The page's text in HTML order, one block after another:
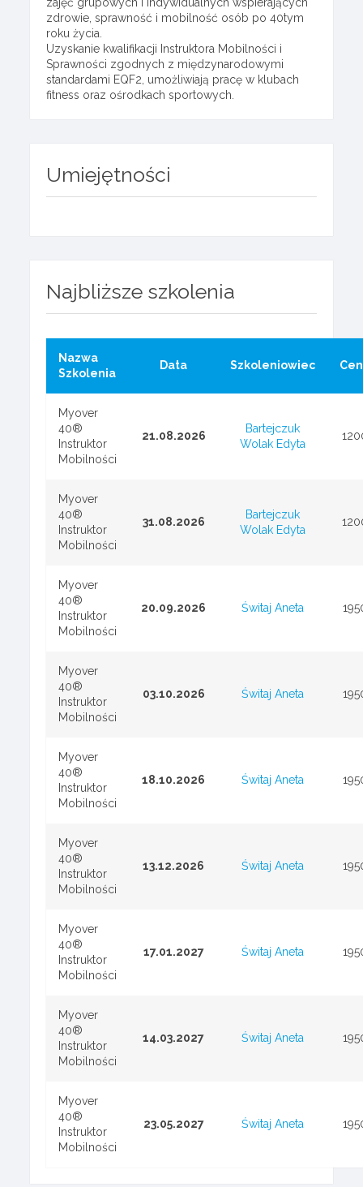
zdrowie, sprawność i mobilność osób po 40tym
roku życia.
Uzyskanie kwalifikacji Instruktora Mobilności i
Sprawności zgodnych z międzynarodowymi
standardami EQF2, umożliwiają pracę w klubach
fitness oraz ośrodkach sportowych.
Umiejętności
Najbliższe szkolenia
Nazwa
Szkolenia
Data Szkoleniowiec
Myover
40®
Instruktor
Mobilności
21.08.2026
Bartejczuk
Wolak Edyta
Myover
40®
Instruktor
Mobilności
31.08.2026
Bartejczuk
Wolak Edyta
Myover
40®
Instruktor
Mobilności
20.09.2026 Świtaj Aneta
Myover
40®
Instruktor
Mobilności
03.10.2026 Świtaj Aneta
Myover
40®
Instruktor
Mobilności
18.10.2026 Świtaj Aneta
Myover
40®
Instruktor
Mobilności
13.12.2026 Świtaj Aneta
Myover
40®
Instruktor
Mobilności
17.01.2027 Świtaj Aneta
Myover
40®
Instruktor
Mobilności
14.03.2027 Świtaj Aneta
Myover
40®
Instruktor
Mobilności
23.05.2027 Świtaj Aneta